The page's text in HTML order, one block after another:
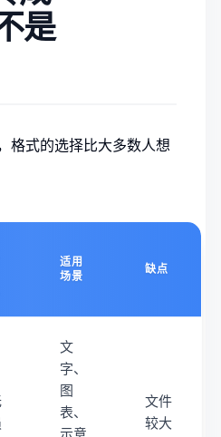
是
格式的选择比大多数人想
适用
场景
缺点
文
字、
图
表、
示意
文件
较大